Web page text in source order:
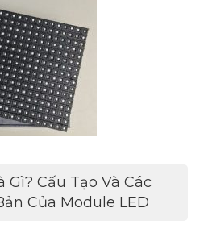
Gì? Cấu Tạo Và Các
Của Module LED